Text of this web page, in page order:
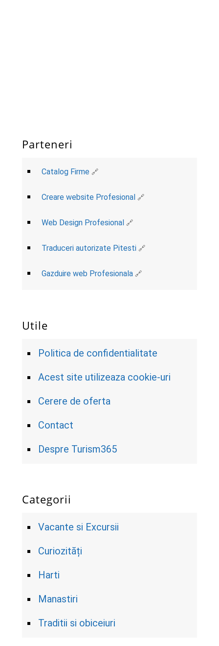
Parteneri
Catalog Firme
Creare website Profesional
Web Design Profesional
Traduceri autorizate Pitesti
Gazduire web Profesionala
Utile
Politica de confidentialitate
Acest site utilizeaza cookie-uri
Cerere de oferta
Contact
Despre Turism365
Categorii
Vacante si Excursii
Curiozități
Harti
Manastiri
Traditii si obiceiuri